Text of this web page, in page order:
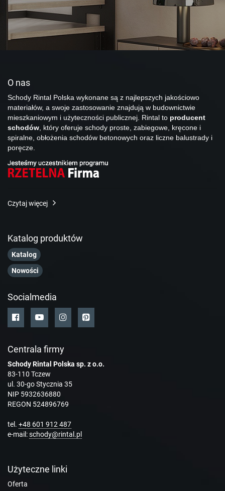
O nas
Schody Rintal Polska wykonane są z najlepszych jakościowo
materiałów, a swoje zastosowanie znajdują w budownictwie
mieszkaniowym i użyteczności publicznej. Rintal to producent
schodów , który oferuje schody proste, zabiegowe, kręcone i
spiralne, obłożenia schodów betonowych oraz liczne balustrady i
poręcze.
Czytaj więcej
Katalog produktów
Katalog
Nowości
Socialmedia
Centrala firmy
Schody Rintal Polska sp. z o.o.
83-110 Tczew
ul. 30-go Stycznia 35
NIP 5932636880
REGON 524896769
tel. +48 601 912 487
e-mail:schody@rintal.pl
Użyteczne linki
Oferta